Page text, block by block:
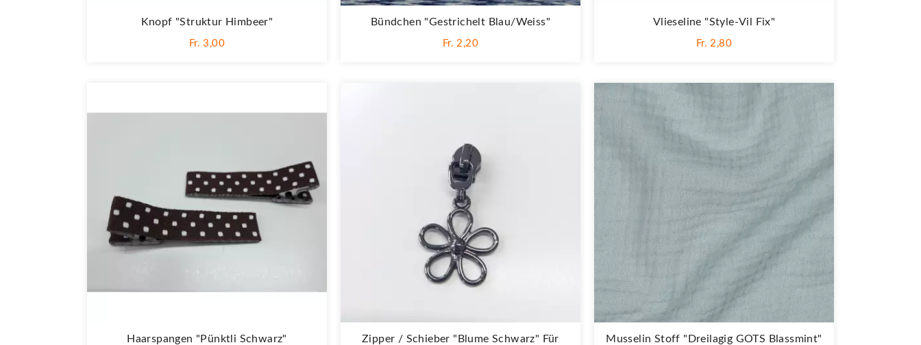
Knopf "Struktur Himbeer"
Fr. 3,00
Haarspangen "Pünktli Schwarz"
Bündchen "Gestrichelt Blau/weiss"
Fr. 2,20
Zipper / Schieber "Blume Schwarz" Für
Vlieseline "Style-Vil Fix"
Fr. 2,80
Musselin Stoff "Dreilagig GOTS Blassmint"